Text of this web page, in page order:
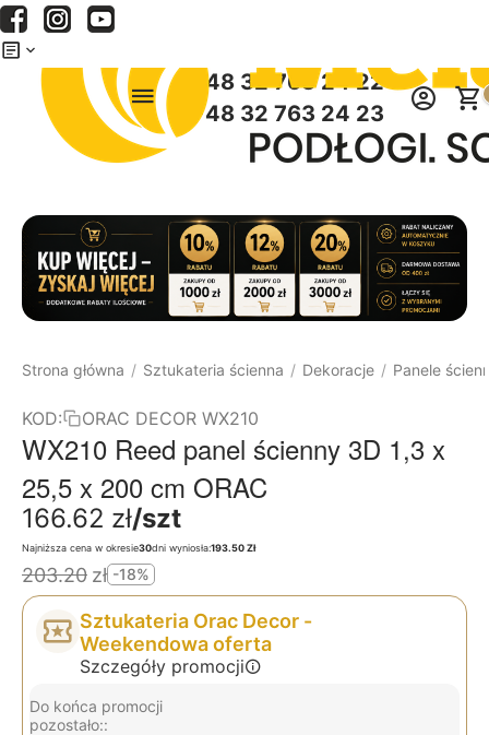
+48 32 763 24 22
+48 32 763 24 23
Strona główna / Sztukateria ścienna / Dekoracje / Panele
KOD: ORAC DECOR WX210
WX210 Reed panel ścienny 3D 1,3 x
25,5 x 200 cm ORAC
166.62 zł/szt
Najniższa cena w okresie30dni wyniosła:193.50 Zł
203.20 zł -18%
Sztukateria Orac Decor -
Weekendowa oferta
Szczegóły promocji
Do końca promocji
pozostało::